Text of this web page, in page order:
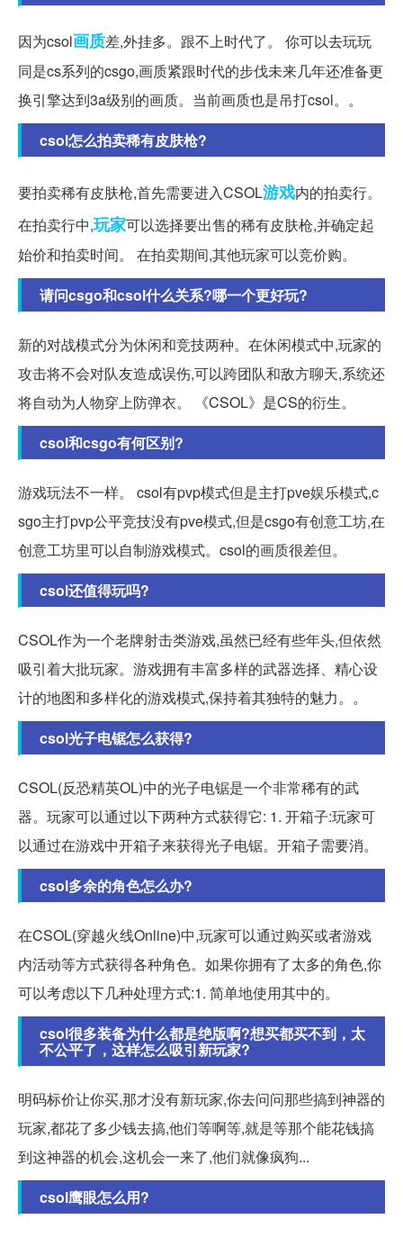
因为csol画质差,外挂多。跟不上时代了。 你可以去玩玩
同是cs系列的csgo,画质紧跟时代的步伐未来几年还准备更
换引擎达到3a级别的画质。当前画质也是吊打csol。。
csol怎么拍卖稀有皮肤枪?
要拍卖稀有皮肤枪,首先需要进入CSOL游戏内的拍卖行。
在拍卖行中,玩家可以选择要出售的稀有皮肤枪,并确定起
始价和拍卖时间。 在拍卖期间,其他玩家可以竞价购。
请问csgo和csol什么关系?哪一个更好玩?
新的对战模式分为休闲和竞技两种。在休闲模式中,玩家的
攻击将不会对队友造成误伤,可以跨团队和敌方聊天,系统还
将自动为人物穿上防弹衣。 《CSOL》是CS的衍生。
csol和csgo有何区别?
游戏玩法不一样。 csol有pvp模式但是主打pve娱乐模式,c
sgo主打pvp公平竞技没有pve模式,但是csgo有创意工坊,在
创意工坊里可以自制游戏模式。csol的画质很差但。
csol还值得玩吗?
CSOL作为一个老牌射击类游戏,虽然已经有些年头,但依然
吸引着大批玩家。游戏拥有丰富多样的武器选择、精心设
计的地图和多样化的游戏模式,保持着其独特的魅力。。
csol光子电锯怎么获得?
CSOL(反恐精英OL)中的光子电锯是一个非常稀有的武
器。玩家可以通过以下两种方式获得它: 1. 开箱子:玩家可
以通过在游戏中开箱子来获得光子电锯。开箱子需要消。
csol多余的角色怎么办?
在CSOL(穿越火线Online)中,玩家可以通过购买或者游戏
内活动等方式获得各种角色。如果你拥有了太多的角色,你
可以考虑以下几种处理方式:1. 简单地使用其中的。
csol很多装备为什么都是绝版啊?想买都买不到，太
不公平了，这样怎么吸引新玩家?
明码标价让你买,那才没有新玩家,你去问问那些搞到神器的
玩家,都花了多少钱去搞,他们等啊等,就是等那个能花钱搞
到这神器的机会,这机会一来了,他们就像疯狗...
csol鹰眼怎么用?